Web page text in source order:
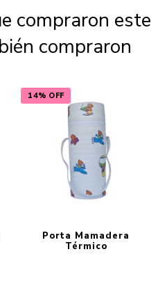
compraron este
compraron
14% OFF
Porta Mamadera
Térmico